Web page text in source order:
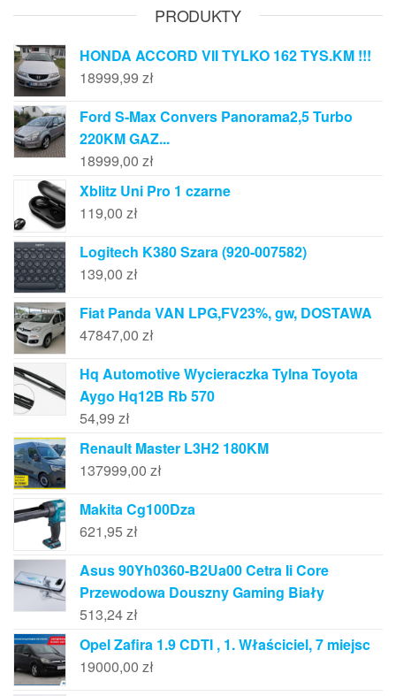
PRODUKTY
HONDA ACCORD VII TYLKO 162 TYS.KM !!!
18999,99 zł
Ford S-Max Convers Panorama2,5 Turbo
220KM GAZ...
18999,00 zł
Xblitz Uni Pro 1 czarne
119,00 zł
Logitech K380 Szara (920-007582)
139,00 zł
Fiat Panda VAN LPG,FV23%, gw, DOSTAWA
47847,00 zł
Hq Automotive Wycieraczka Tylna Toyota
Aygo Hq12B Rb 570
54,99 zł
Renault Master L3H2 180KM
137999,00 zł
Makita Cg100Dza
621,95 zł
Asus 90Yh0360-B2Ua00 Cetra Ii Core
Przewodowa Douszny Gaming Biały
513,24zł
Opel Zafira 1.9 CDTI , 1. Właściciel, 7 miejsc
19000,00 zł